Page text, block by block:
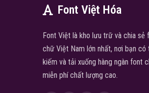
Font Việt Hóa
Font Việt là kho lưu trữ và chia sẻ
chữ Việt Nam lớn nhất, nơi bạn có
kiếm và tải xuống hàng ngàn font
miễn phí chất lượng cao.